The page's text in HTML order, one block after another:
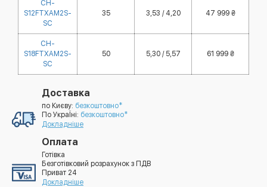
CH-
S12FTXAM2S-
SC
35 3,53 / 4,20 47 999 ₴
CH-
S18FTXAM2S-
SC
50 5,30 / 5,57 61 999 ₴
Доставка
по Києву: безкоштовно*
По УкраЇні: безкоштовно*
Докладніше
Оплата
Готівка
Безготівковий розрахунок з ПДВ
Приват 24
Докладніше